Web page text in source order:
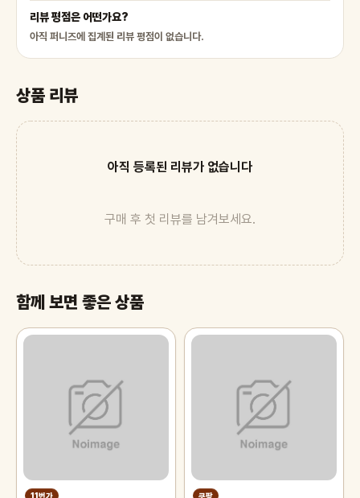
리뷰 평점은 어떤가요?
아직 퍼니즈에 집계된 리뷰 평점이 없습니다.
상품 리뷰
아직 등록된 리뷰가 없습니다
구매 후 첫 리뷰를 남겨보세요.
함께 보면 좋은 상품
11번가 쿠팡